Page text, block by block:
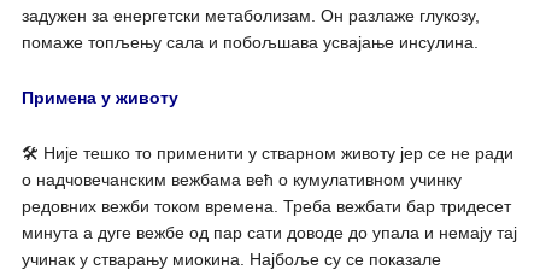
задужен за енергетски метаболизам. Он разлаже глукозу,
помаже топљењу сала и побољшава усвајање инсулина.
Примена у животу
🛠 Није тешко то применити у стварном животу јер се не ради
о надчовечанским вежбама већ о кумулативном учинку
редовних вежби током времена. Треба вежбати бар тридесет
минута а дуге вежбе од пар сати доводе до упала и немају тај
учинак у стварању миокина. Најбоље су се показале